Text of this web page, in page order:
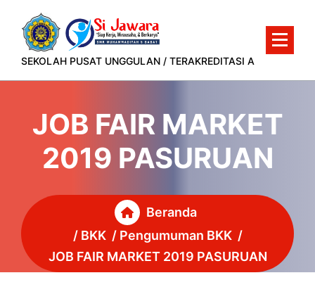
konten
SEKOLAH PUSAT UNGGULAN / TERAKREDITASI A
JOB FAIR MARKET
2019 PASURUAN
Beranda
/ BKK/ Pengumuman BKK/
JOB FAIR MARKET 2019 PASURUAN